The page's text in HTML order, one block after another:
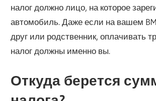
налог должно лицо, на которое
автомобиль. Даже если на вашем
друг или родственник, оплачивать
налог должны именно вы.
Откуда берется